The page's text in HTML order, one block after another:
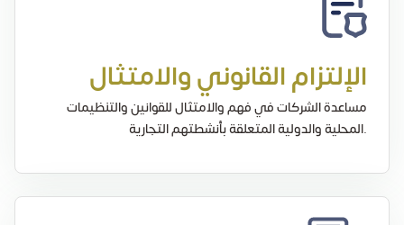
الإلتزام القانوني والامتثال
مساعدة الشركات في فهم والامتثال للقوانين والتنظيمات
المحلية والدولية المتعلقة بأنشطتهم التجارية.